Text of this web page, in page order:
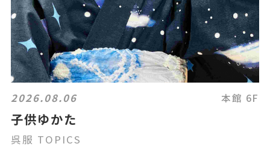
2026.08.06 本館 6F
子供ゆかた
呉服 TOPICS